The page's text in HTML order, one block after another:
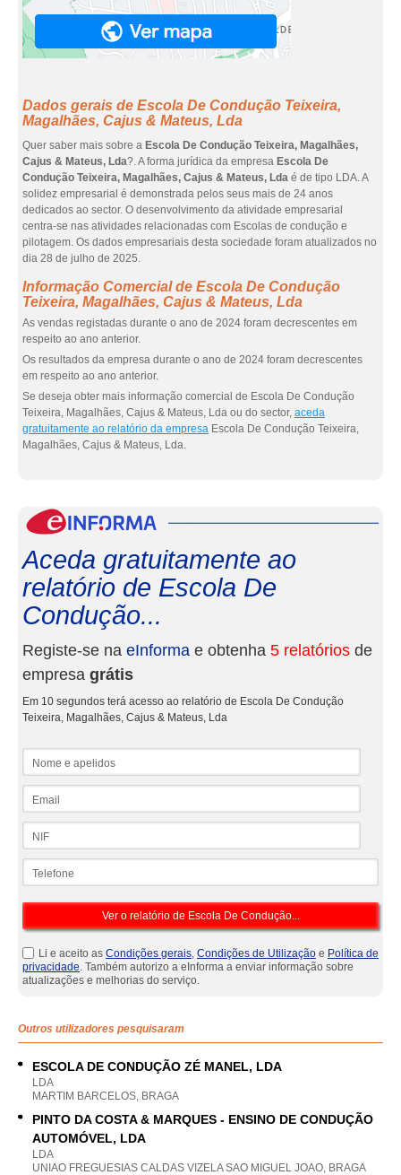
Dados gerais de Escola De Condução Teixeira,
Magalhães, Cajus & Mateus, Lda
Quer saber mais sobre a Escola De Condução Teixeira, Magalhães,
Cajus & Mateus, Lda?. A forma jurídica da empresa Escola De
Condução Teixeira, Magalhães, Cajus & Mateus, Lda é de tipo LDA. A
solidez empresarial é demonstrada pelos seus mais de 24 anos
dedicados ao sector. O desenvolvimento da atividade empresarial
centra-se nas atividades relacionadas com Escolas de condução e
pilotagem. Os dados empresariais desta sociedade foram atualizados no
dia 28 de julho de 2025.
Informação Comercial de Escola De Condução
Teixeira, Magalhães, Cajus & Mateus, Lda
As vendas registadas durante o ano de 2024 foram decrescentes em
respeito ao ano anterior.
Os resultados da empresa durante o ano de 2024 foram decrescentes
em respeito ao ano anterior.
Se deseja obter mais informação comercial de Escola De Condução
Teixeira, Magalhães, Cajus & Mateus, Lda ou do sector, aceda
gratuitamente ao relatório da empresa Escola De Condução Teixeira,
Magalhães, Cajus & Mateus, Lda.
Aceda gratuitamente ao
relatório de Escola De
Condução...
Registe-se na eInforma e obtenha 5 relatórios de
empresa grátis
Em 10 segundos terá acesso ao relatório de Escola De Condução
Teixeira, Magalhães, Cajus & Mateus, Lda
Li e aceito as Condições gerais, Condições de Utilização e Política de
privacidade. Também autorizo a eInforma a enviar informação sobre
atualizações e melhorias do serviço.
Outros utilizadores pesquisaram
ESCOLA DE CONDUÇÃO ZÉ MANEL, LDA
LDA
MARTIM BARCELOS, BRAGA
PINTO DA COSTA & MARQUES - ENSINO DE CONDUÇÃO
AUTOMÓVEL, LDA
LDA
UNIAO FREGUESIAS CALDAS VIZELA SAO MIGUEL JOAO, BRAGA